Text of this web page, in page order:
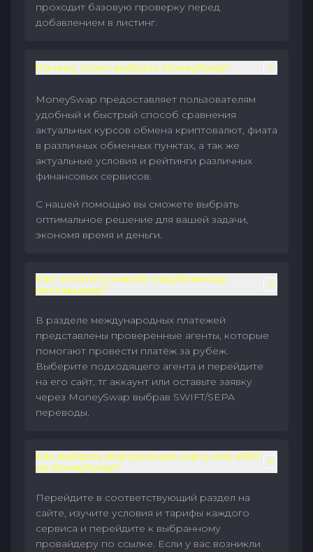
проходит базовую проверку перед
добавлением в листинг.
Почему стоит выбрать MoneySwap?
MoneySwap предоставляет пользователям
удобный и быстрый способ сравнения
актуальных курсов обмена криптовалют, фиата
в различных обменных пунктах, а так же
актуальные условия и рейтинги различных
финансовых сервисов.
С нашей помощью вы сможете выбрать
оптимальное решение для вашей задачи,
экономя время и деньги.
Как оплатить инвойс зарубежному
поставщику?
В разделе международных платежей
представлены проверенные агенты, которые
помогают провести платёж за рубеж.
Выберите подходящего агента и перейдите
на его сайт, тг аккаунт или оставьте заявку
через MoneySwap выбрав SWIFT/SEPA
переводы.
Как выбрать виртуальную карту или eSIM
на MoneySwap?
Перейдите в соответствующий раздел на
сайте, изучите условия и тарифы каждого
сервиса и перейдите к выбранному
провайдеру по ссылке. Если у вас возникли